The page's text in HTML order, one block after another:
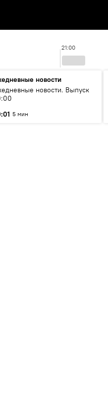
21:00
новости
новости. Выпуск
5 мин